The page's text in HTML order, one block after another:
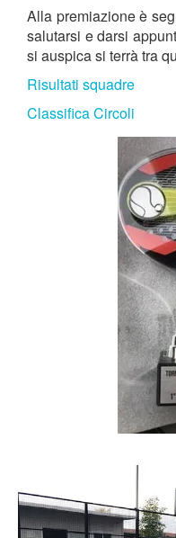
Alla premiazione è
salutarsi e darsi
si auspica si terrà tra
Risultati squadre
Classifica Circoli